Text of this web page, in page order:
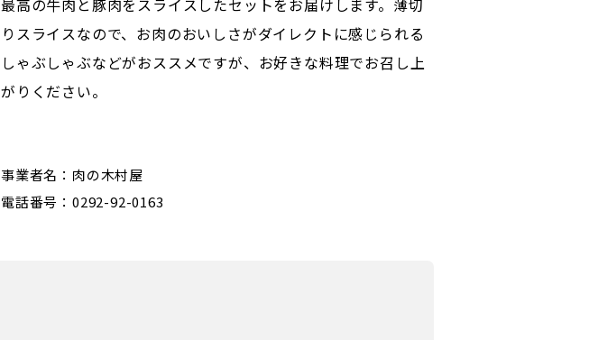
最高の牛肉と豚肉をスライスしたセットをお届けします。薄切
りスライスなので、お肉のおいしさがダイレクトに感じられる
しゃぶしゃぶなどがおススメですが、お好きな料理でお召し上
がりください。
事業者名：肉の木村屋
電話番号：0292-92-0163